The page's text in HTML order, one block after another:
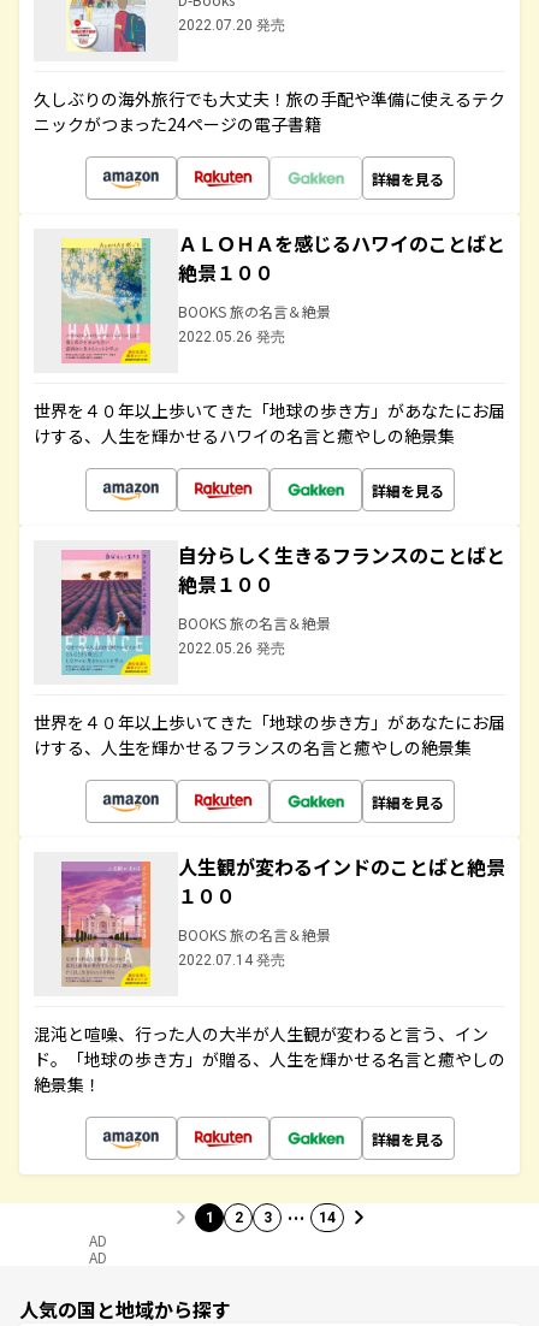
2022.07.20 発売
久しぶりの海外旅行でも大丈夫！旅の手配や準備に使えるテク
ニックがつまった24ページの電子書籍
詳細を見る
ＡＬＯＨＡを感じるハワイのことばと
絶景１００
BOOKS 旅の名言＆絶景
2022.05.26 発売
世界を４０年以上歩いてきた「地球の歩き方」があなたにお届
けする、人生を輝かせるハワイの名言と癒やしの絶景集
詳細を見る
自分らしく生きるフランスのことばと
絶景１００
BOOKS 旅の名言＆絶景
2022.05.26 発売
世界を４０年以上歩いてきた「地球の歩き方」があなたにお届
けする、人生を輝かせるフランスの名言と癒やしの絶景集
詳細を見る
人生観が変わるインドのことばと絶景
１００
BOOKS 旅の名言＆絶景
2022.07.14 発売
混沌と喧噪、行った人の大半が人生観が変わると言う、イン
ド。「地球の歩き方」が贈る、人生を輝かせる名言と癒やしの
絶景集！
詳細を見る
1 2 3 … 14
AD
AD
人気の国と地域から探す